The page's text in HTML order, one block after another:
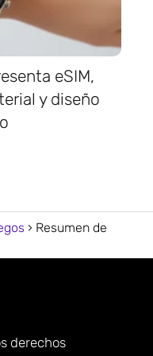
eSIM,
y diseño
Resumen de
derechos